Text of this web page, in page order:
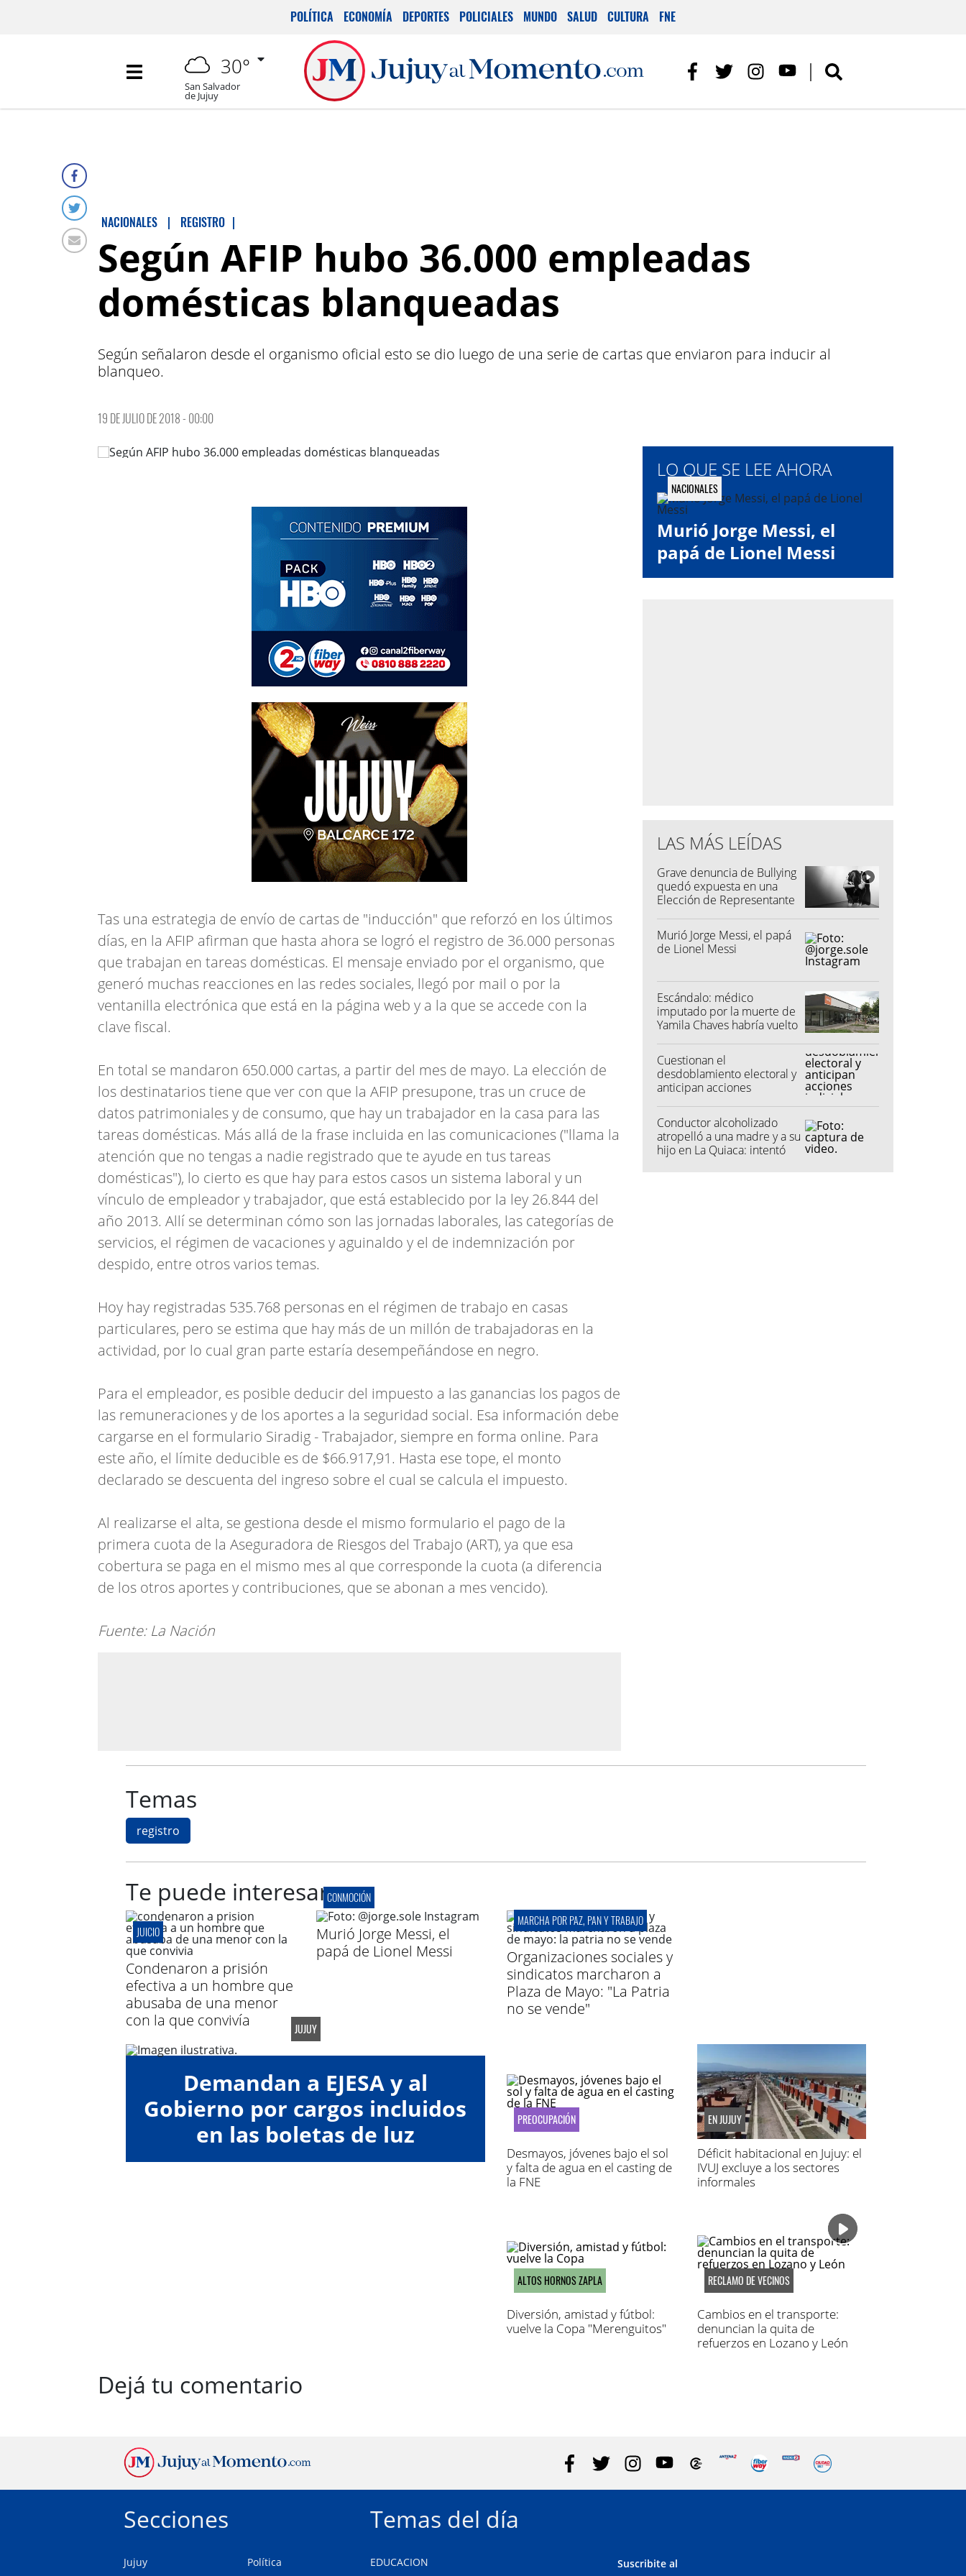
POLÍTICA ECONOMÍA DEPORTES POLICIALES MUNDO SALUD CULTURA FNE
30°
San Salvador
de Jujuy
NACIONALES | REGISTRO |
Según AFIP hubo 36.000 empleadas
domésticas blanqueadas
Según señalaron desde el organismo oficial esto se dio luego de una serie de cartas que enviaron para inducir al
blanqueo.
19 DE JULIO DE 2018 - 00:00
Tas una estrategia de envío de cartas de "inducción" que reforzó en los últimos
días, en la AFIP afirman que hasta ahora se logró el registro de 36.000 personas
que trabajan en tareas domésticas. El mensaje enviado por el organismo, que
generó muchas reacciones en las redes sociales, llegó por mail o por la
ventanilla electrónica que está en la página web y a la que se accede con la
clave fiscal.
En total se mandaron 650.000 cartas, a partir del mes de mayo. La elección de
los destinatarios tiene que ver con que la AFIP presupone, tras un cruce de
datos patrimoniales y de consumo, que hay un trabajador en la casa para las
tareas domésticas. Más allá de la frase incluida en las comunicaciones ("llama la
atención que no tengas a nadie registrado que te ayude en tus tareas
domésticas"), lo cierto es que hay para estos casos un sistema laboral y un
vínculo de empleador y trabajador, que está establecido por la ley 26.844 del
año 2013. Allí se determinan cómo son las jornadas laborales, las categorías de
servicios, el régimen de vacaciones y aguinaldo y el de indemnización por
despido, entre otros varios temas.
Hoy hay registradas 535.768 personas en el régimen de trabajo en casas
particulares, pero se estima que hay más de un millón de trabajadoras en la
actividad, por lo cual gran parte estaría desempeñándose en negro.
Para el empleador, es posible deducir del impuesto a las ganancias los pagos de
las remuneraciones y de los aportes a la seguridad social. Esa información debe
cargarse en el formulario Siradig - Trabajador, siempre en forma online. Para
este año, el límite deducible es de $66.917,91. Hasta ese tope, el monto
declarado se descuenta del ingreso sobre el cual se calcula el impuesto.
Al realizarse el alta, se gestiona desde el mismo formulario el pago de la
primera cuota de la Aseguradora de Riesgos del Trabajo (ART), ya que esa
cobertura se paga en el mismo mes al que corresponde la cuota (a diferencia
de los otros aportes y contribuciones, que se abonan a mes vencido).
Fuente: La Nación
LO QUE SE LEE AHORA
NACIONALES
Murió Jorge Messi, el
papá de Lionel Messi
LAS MÁS LEÍDAS
Grave denuncia de Bullying
quedó expuesta en una
Elección de Representante
Murió Jorge Messi, el papá
de Lionel Messi
Escándalo: médico
imputado por la muerte de
Yamila Chaves habría vuelto
Cuestionan el
desdoblamiento electoral y
anticipan acciones
"colectoras"
Conductor alcoholizado
atropelló a una madre y a su
hijo en La Quiaca: intentó
Temas
registro
Te puede interesar
JUICIO
Condenaron a prisión
efectiva a un hombre que
abusaba de una menor
con la que convivía
CONMOCIÓN
Murió Jorge Messi, el
papá de Lionel Messi
MARCHA POR PAZ, PAN Y TRABAJO
Organizaciones sociales y
sindicatos marcharon a
Plaza de Mayo: "La Patria
no se vende"
JUJUY
Demandan a EJESA y al
Gobierno por cargos incluidos
en las boletas de luz
PREOCUPACIÓN
Desmayos, jóvenes bajo el sol
y falta de agua en el casting de
la FNE
EN JUJUY
Déficit habitacional en Jujuy: el
IVUJ excluye a los sectores
informales
ALTOS HORNOS ZAPLA
Diversión, amistad y fútbol:
vuelve la Copa "Merenguitos"
RECLAMO DE VECINOS
Cambios en el transporte:
denuncian la quita de
refuerzos en Lozano y León
Dejá tu comentario
Secciones
Jujuy Política
Temas del día
EDUCACION Suscribite al